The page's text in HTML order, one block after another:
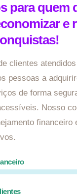
para quem
e
clientes
pessoas a
de forma
Nosso
financeiro